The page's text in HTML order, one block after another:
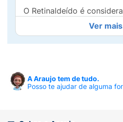
O Retinaldeído é
direta do retinol,
rápidos e sem causar
um aliado poderoso na
Além disso, o sérum é
Ver
A Araujo tem de tudo.
Posso te ajudar de alguma